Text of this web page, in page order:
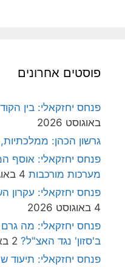
פוסטים אחרונים
פנחס יחזקאלי: בין
באוגוסט 2026
גרשון הכהן:
פנחס יחזקאלי: אוסף
מערכות מורכבות 4 באוגוסט 2026
פנחס יחזקאלי: עקרון
4 באוגוסט 2026
פנחס יחזקאלי: מה
ב'סזון' נגד האצ"ל? 2 באוגוסט 2026
פנחס יחזקאלי: תיעוד